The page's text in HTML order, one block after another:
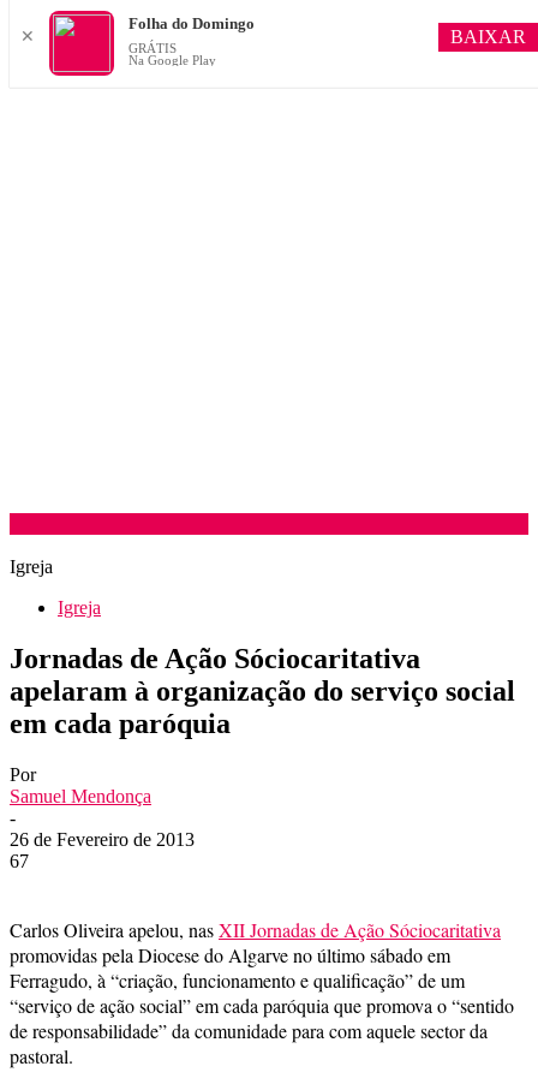
Igreja
Igreja
Jornadas de Ação Sóciocaritativa
apelaram à organização do serviço social
em cada paróquia
Por
Samuel Mendonça
-
26 de Fevereiro de 2013
67
Carlos Oliveira apelou, nasXII Jornadas de Ação Sóciocaritativa
promovidas pela Diocese do Algarve no último sábado em
Ferragudo, à “criação, funcionamento e qualificação” de um
“serviço de ação social” em cada paróquia que promova o “sentido
de responsabilidade” da comunidade para com aquele sector da
pastoral.
✕
Folha do Domingo
GRÁTIS
Na Google Play
BAIXAR